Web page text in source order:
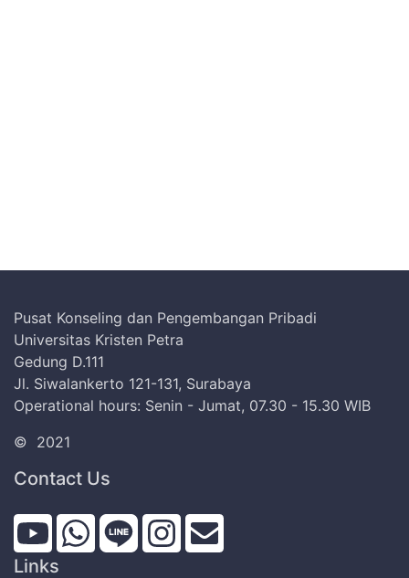
Pusat Konseling dan Pengembangan Pribadi
Universitas Kristen Petra
Gedung D.111
Jl. Siwalankerto 121-131, Surabaya
Operational hours: Senin - Jumat, 07.30 - 15.30 WIB
© 2021
Contact Us
Links